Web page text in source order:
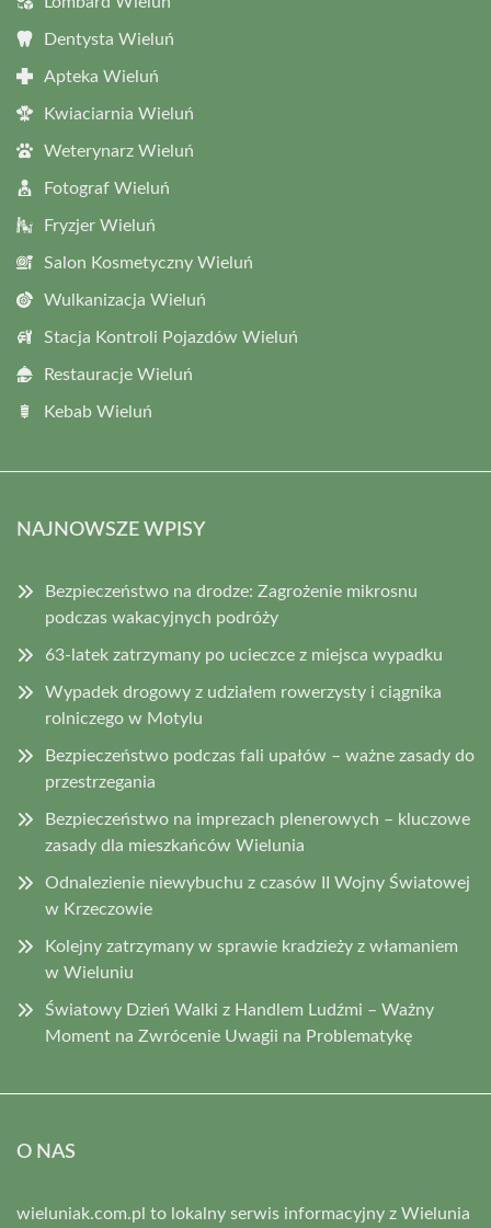
Dentysta Wieluń
Apteka Wieluń
Kwiaciarnia Wieluń
Weterynarz Wieluń
Fotograf Wieluń
Fryzjer Wieluń
Salon Kosmetyczny Wieluń
Wulkanizacja Wieluń
Stacja Kontroli Pojazdów Wieluń
Restauracje Wieluń
Kebab Wieluń
NAJNOWSZE WPISY
Bezpieczeństwo na drodze: Zagrożenie mikrosnu
podczas wakacyjnych podróży
63-latek zatrzymany po ucieczce z miejsca wypadku
Wypadek drogowy z udziałem rowerzysty i ciągnika
rolniczego w Motylu
Bezpieczeństwo podczas fali upałów – ważne zasady do
przestrzegania
Bezpieczeństwo na imprezach plenerowych – kluczowe
zasady dla mieszkańców Wielunia
Odnalezienie niewybuchu z czasów II Wojny Światowej
w Krzeczowie
Kolejny zatrzymany w sprawie kradzieży z włamaniem
w Wieluniu
Światowy Dzień Walki z Handlem Ludźmi – Ważny
Moment na Zwrócenie Uwagii na Problematykę
O NAS
wieluniak.com.pl to lokalny serwis informacyjny z Wielunia